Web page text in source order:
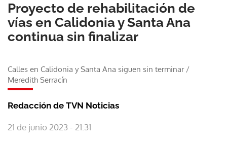
Proyecto de rehabilitación de
vías en Calidonia y Santa Ana
continua sin finalizar
Calles en Calidonia y Santa Ana siguen sin terminar/
Meredith Serracín
Redacción de TVN Noticias
21 de junio 2023 - 21:31